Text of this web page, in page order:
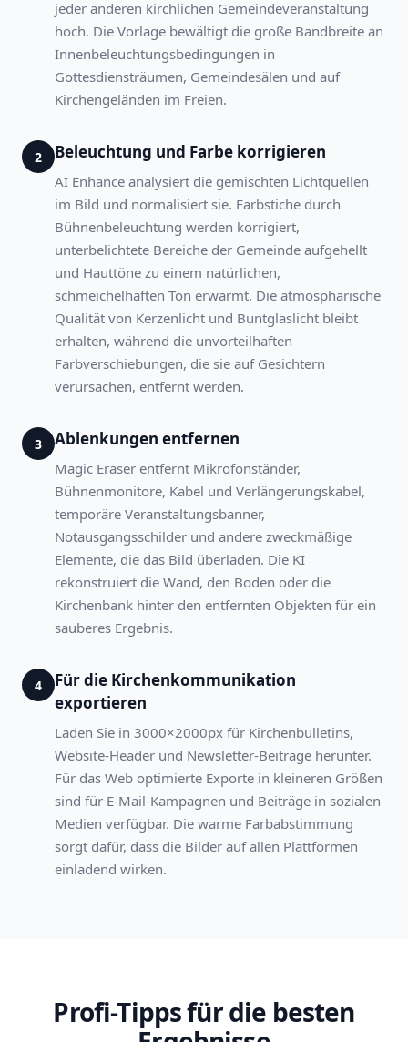
jeder anderen kirchlichen Gemeindeveranstaltung
hoch. Die Vorlage bewältigt die große Bandbreite an
Innenbeleuchtungsbedingungen in
Gottesdiensträumen, Gemeindesälen und auf
Kirchengeländen im Freien.
2 Beleuchtung und Farbe korrigieren
AI Enhance analysiert die gemischten Lichtquellen
im Bild und normalisiert sie. Farbstiche durch
Bühnenbeleuchtung werden korrigiert,
unterbelichtete Bereiche der Gemeinde aufgehellt
und Hauttöne zu einem natürlichen,
schmeichelhaften Ton erwärmt. Die atmosphärische
Qualität von Kerzenlicht und Buntglaslicht bleibt
erhalten, während die unvorteilhaften
Farbverschiebungen, die sie auf Gesichtern
verursachen, entfernt werden.
3 Ablenkungen entfernen
Magic Eraser entfernt Mikrofonständer,
Bühnenmonitore, Kabel und Verlängerungskabel,
temporäre Veranstaltungsbanner,
Notausgangsschilder und andere zweckmäßige
Elemente, die das Bild überladen. Die KI
rekonstruiert die Wand, den Boden oder die
Kirchenbank hinter den entfernten Objekten für ein
sauberes Ergebnis.
4
Für die Kirchenkommunikation
exportieren
Laden Sie in 3000×2000px für Kirchenbulletins,
Website-Header und Newsletter-Beiträge herunter.
Für das Web optimierte Exporte in kleineren Größen
sind für E-Mail-Kampagnen und Beiträge in sozialen
Medien verfügbar. Die warme Farbabstimmung
sorgt dafür, dass die Bilder auf allen Plattformen
einladend wirken.
Profi-Tipps für die besten